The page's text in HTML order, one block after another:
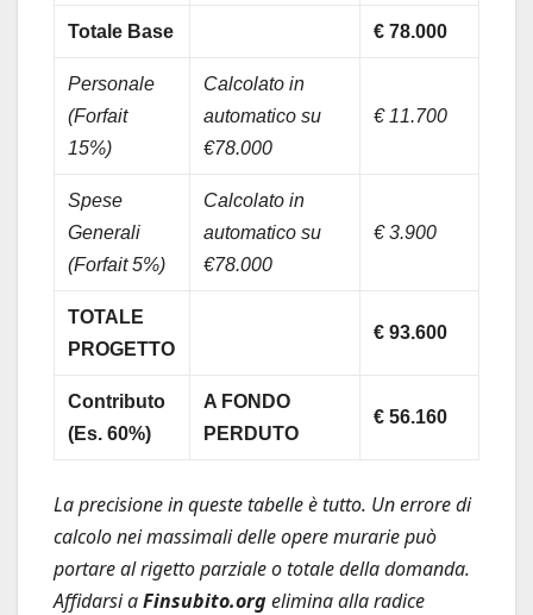
Totale Base € 78.000
Personale
(Forfait
15%)
Calcolato in
automatico su
€78.000
€ 11.700
Spese
Generali
(Forfait 5%)
Calcolato in
automatico su
€78.000
€ 3.900
TOTALE
PROGETTO
€ 93.600
Contributo
(Es. 60%)
A FONDO
PERDUTO
€ 56.160
La precisione in queste tabelle è tutto. Un errore di
calcolo nei massimali delle opere murarie può
portare al rigetto parziale o totale della domanda.
Affidarsi aFinsubito.orgelimina alla radice